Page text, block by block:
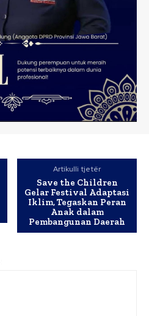
Artikulli tjetër
Save the Children
Gelar Festival Adaptasi
Iklim, Tegaskan Peran
Anak dalam
Pembangunan Daerah